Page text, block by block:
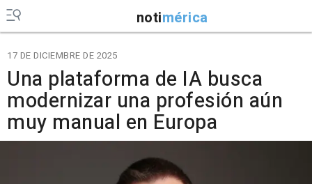
notimérica
17 DE DICIEMBRE DE 2025
Una plataforma de IA busca
modernizar una profesión aún
muy manual en Europa